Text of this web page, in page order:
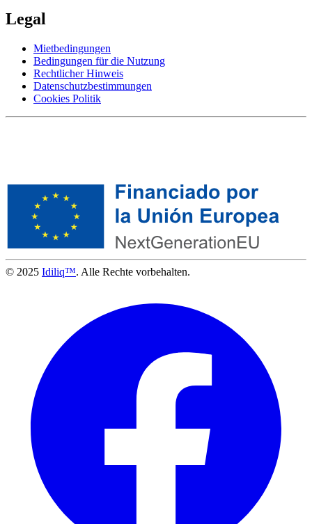
Legal
Mietbedingungen
Bedingungen für die Nutzung
Rechtlicher Hinweis
Datenschutzbestimmungen
Cookies Politik
© 2025 Idiliq™. Alle Rechte vorbehalten.